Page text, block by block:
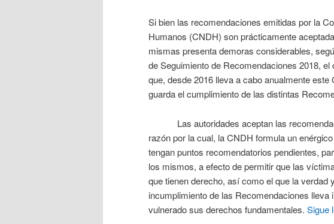
Si bien las recomendaciones emitidas por la
Humanos (CNDH) son prácticamente
mismas presenta demoras considerables,
de Seguimiento de Recomendaciones 2018,
que, desde 2016 lleva a cabo anualmente
guarda el cumplimiento de las distintas
Las autoridades aceptan las
razón por la cual, la CNDH formula un
tengan puntos recomendatorios pendientes,
los mismos, a efecto de permitir que las
que tienen derecho, así como el que la
incumplimiento de las Recomendaciones
vulnerado sus derechos fundamentales. Sigue